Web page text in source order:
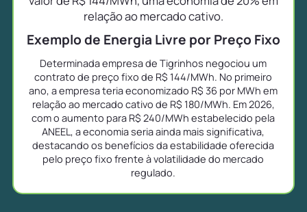
relação ao mercado cativo.
Exemplo de Energia Livre por Preço Fixo
Determinada empresa de Tigrinhos negociou um
contrato de preço fixo de R$ 144/MWh. No primeiro
ano, a empresa teria economizado R$ 36 por MWh em
relação ao mercado cativo de R$ 180/MWh. Em 2026,
com o aumento para R$ 240/MWh estabelecido pela
ANEEL, a economia seria ainda mais significativa,
destacando os benefícios da estabilidade oferecida
pelo preço fixo frente à volatilidade do mercado
regulado.